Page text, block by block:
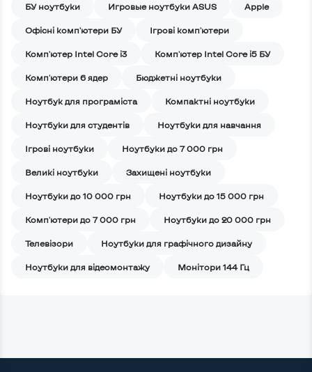
БУ ноутбуки Игровые ноутбуки ASUS Apple
Офісні комп'ютери БУ Ігрові комп'ютери
Комп'ютер Intel Core i3 Комп'ютер Intel Core i5 БУ
Комп'ютери 6 ядер Бюджетні ноутбуки
Ноутбук для програміста Компактні ноутбуки
Ноутбуки для студентів Ноутбуки для навчання
Iгрові ноутбуки Ноутбуки до 7 000 грн
Великі ноутбуки Захищені ноутбуки
Ноутбуки до 10 000 грн Ноутбуки до 15 000 грн
Комп'ютери до 7 000 грн Ноутбуки до 20 000 грн
Телевізори Ноутбуки для графічного дизайну
Ноутбуки для відеомонтажу Монітори 144 Гц